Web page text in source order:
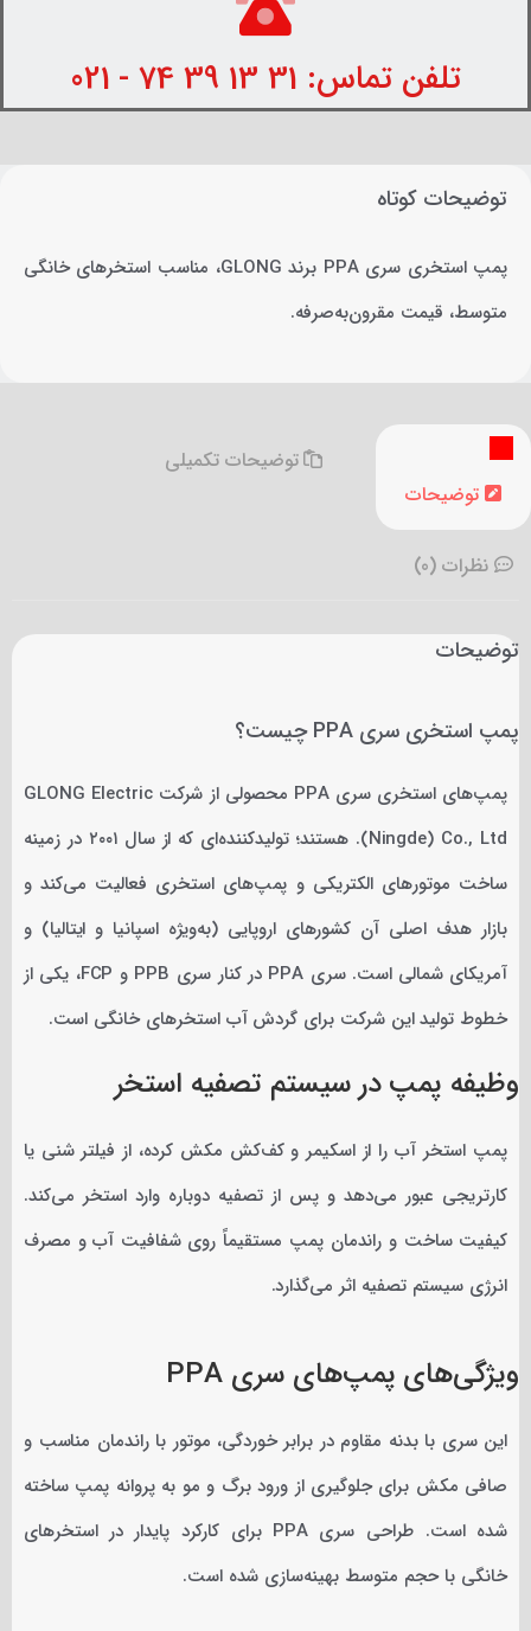
تلفن تماس: 31 13 39 74 - 021
توضیحات کوتاه
پمپ استخری سری PPA برند GLONG، مناسب استخرهای خانگی
متوسط، قیمت مقرون‌به‌صرفه.
توضیحات
توضیحات تکمیلی
نظرات (0)
توضیحات
پمپ استخری سری PPA چیست؟
پمپ‌های استخری سری PPA محصولی از شرکت GLONG Electric
(Ningde) Co., Ltd. هستند؛ تولیدکننده‌ای که از سال ۲۰۰۱ در زمینه
ساخت موتورهای الکتریکی و پمپ‌های استخری فعالیت می‌کند و
بازار هدف اصلی آن کشورهای اروپایی (به‌ویژه اسپانیا و ایتالیا) و
آمریکای شمالی است. سری PPA در کنار سری PPB و FCP، یکی از
خطوط تولید این شرکت برای گردش آب استخرهای خانگی است.
وظیفه پمپ در سیستم تصفیه استخر
پمپ استخر آب را از اسکیمر و کف‌کش مکش کرده، از فیلتر شنی یا
کارتریجی عبور می‌دهد و پس از تصفیه دوباره وارد استخر می‌کند.
کیفیت ساخت و راندمان پمپ مستقیماً روی شفافیت آب و مصرف
انرژی سیستم تصفیه اثر می‌گذارد.
ویژگی‌های پمپ‌های سری PPA
این سری با بدنه مقاوم در برابر خوردگی، موتور با راندمان مناسب و
صافی مکش برای جلوگیری از ورود برگ و مو به پروانه پمپ ساخته
شده است. طراحی سری PPA برای کارکرد پایدار در استخرهای
خانگی با حجم متوسط بهینه‌سازی شده است.